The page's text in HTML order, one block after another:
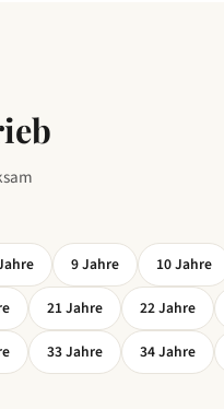
9Jahre 10Jahre
21Jahre 22Jahre
33Jahre 34Jahre